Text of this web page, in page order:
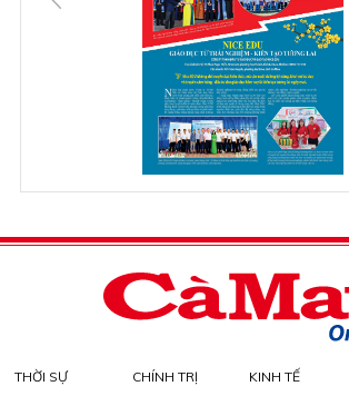
THỜI SỰ CHÍNH TRỊ KINH TẾ